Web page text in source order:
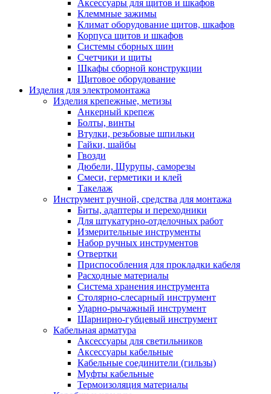
Аксессуары для щитов и шкафов
Клеммные зажимы
Климат оборудование щитов, шкафов
Корпуса щитов и шкафов
Системы сборных шин
Счетчики и щиты
Шкафы сборной конструкции
Щитовое оборудование
Изделия для электромонтажа
Изделия крепежные, метизы
Анкерный крепеж
Болты, винты
Втулки, резьбовые шпильки
Гайки, шайбы
Гвозди
Дюбели, Шурупы, саморезы
Смеси, герметики и клей
Такелаж
Инструмент ручной, средства для монтажа
Биты, адаптеры и переходники
Для штукатурно-отделочных работ
Измерительные инструменты
Набор ручных инструментов
Отвертки
Приспособления для прокладки кабеля
Расходные материалы
Система хранения инструмента
Столярно-слесарный инструмент
Ударно-рычажный инструмент
Шарнирно-губцевый инструмент
Кабельная арматура
Аксессуары для светильников
Аксессуары кабельные
Кабельные соединители (гильзы)
Муфты кабельные
Термоизоляция материалы